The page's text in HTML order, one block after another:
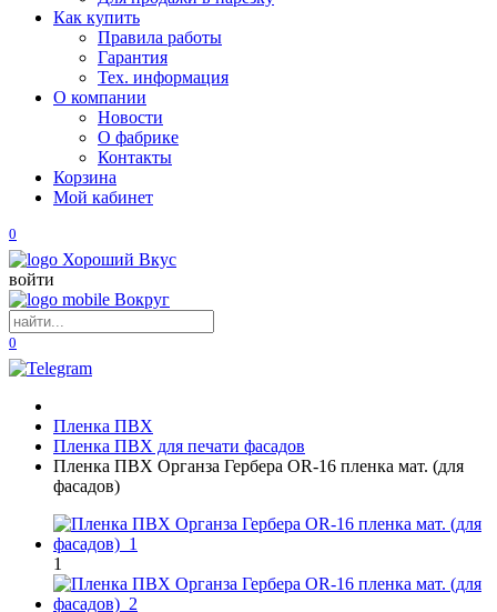
Как купить
Правила работы
Гарантия
Тех. информация
О компании
Новости
О фабрике
Контакты
Корзина
Мой кабинет
0
войти
0
Пленка ПВХ
Пленка ПВХ для печати фасадов
Пленка ПВХ Органза Гербера OR-16 пленка мат. (для
фасадов)
1